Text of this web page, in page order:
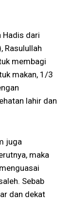
dari
Rasulullah
membagi
makan, 1/3
lahir dan
juga
maka
Sebab
dan dekat